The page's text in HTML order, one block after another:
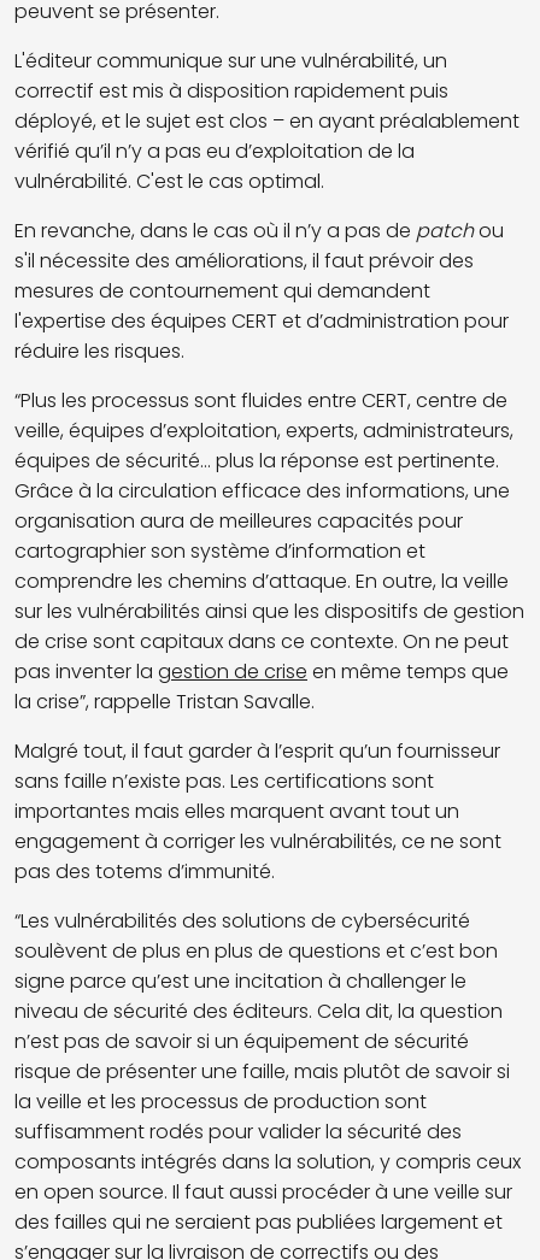
peuvent se présenter.
L'éditeur communique sur une vulnérabilité, un
correctif est mis à disposition rapidement puis
déployé, et le sujet est clos – en ayant préalablement
vérifié qu’il n’y a pas eu d’exploitation de la
vulnérabilité. C'est le cas optimal.
En revanche, dans le cas où il n’y a pas de patchou
s'il nécessite des améliorations, il faut prévoir des
mesures de contournement qui demandent
l'expertise des équipes CERT et d’administration pour
réduire les risques.
“Plus les processus sont fluides entre CERT, centre de
veille, équipes d’exploitation, experts, administrateurs,
équipes de sécurité... plus la réponse est pertinente.
Grâce à la circulation efficace des informations, une
organisation aura de meilleures capacités pour
cartographier son système d’information et
comprendre les chemins d’attaque. En outre, la veille
sur les vulnérabilités ainsi que les dispositifs de gestion
de crise sont capitaux dans ce contexte. On ne peut
pas inventer la gestion de crise en même temps que
la crise”, rappelle Tristan Savalle.
Malgré tout, il faut garder à l’esprit qu’un fournisseur
sans faille n’existe pas. Les certifications sont
importantes mais elles marquent avant tout un
engagement à corriger les vulnérabilités, ce ne sont
pas des totems d’immunité.
“Les vulnérabilités des solutions de cybersécurité
soulèvent de plus en plus de questions et c’est bon
signe parce qu’est une incitation à challenger le
niveau de sécurité des éditeurs. Cela dit, la question
n’est pas de savoir si un équipement de sécurité
risque de présenter une faille, mais plutôt de savoir si
la veille et les processus de production sont
suffisamment rodés pour valider la sécurité des
composants intégrés dans la solution, y compris ceux
en open source. Il faut aussi procéder à une veille sur
des failles qui ne seraient pas publiées largement et
s’engager sur la livraison de correctifs ou des